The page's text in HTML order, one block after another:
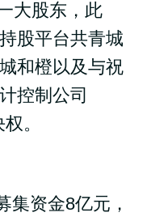
大股东，此
股平台共青城
和橙以及与祝
控制公司
。
集资金8亿元，